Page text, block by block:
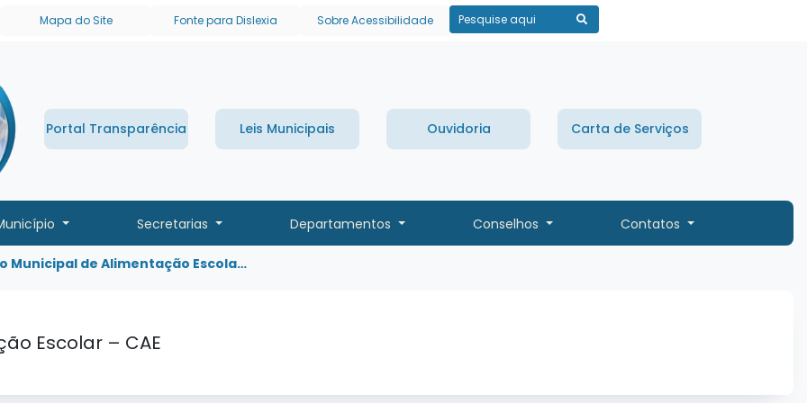
links de acessibilidade
Mapa do Site Fonte para Dislexia Sobre Acessibilidade Pesquisar
Portal Transparência Leis Municipais Ouvidoria Carta de Serviços
Secretarias Departamentos Conselhos Contatos
Municipal de Alimentação Escola…
Escolar – CAE